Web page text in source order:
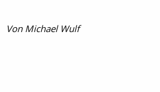
Von Michael Wulf